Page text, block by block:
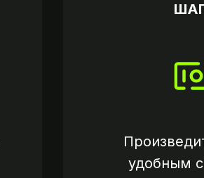
удобным